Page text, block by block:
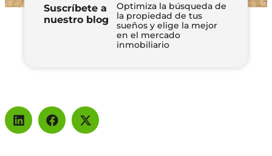
Suscríbete a
nuestro blog
Optimiza la búsqueda de
la propiedad de tus
sueños y elige la mejor
en el mercado
inmobiliario